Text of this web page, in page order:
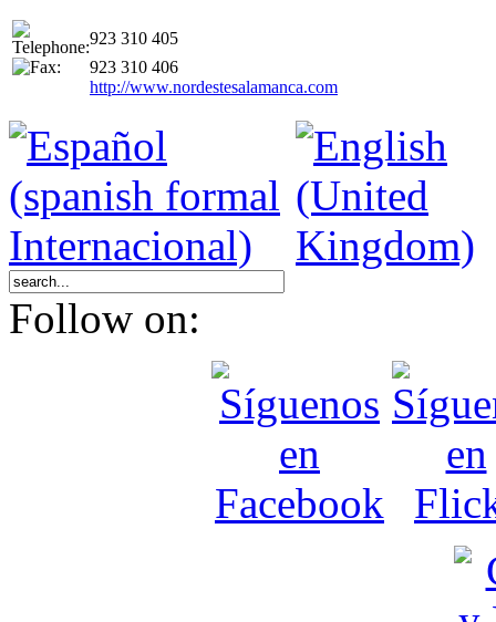
923 310 405
923 310 406
http://www.nordestesalamanca.com
Follow on: